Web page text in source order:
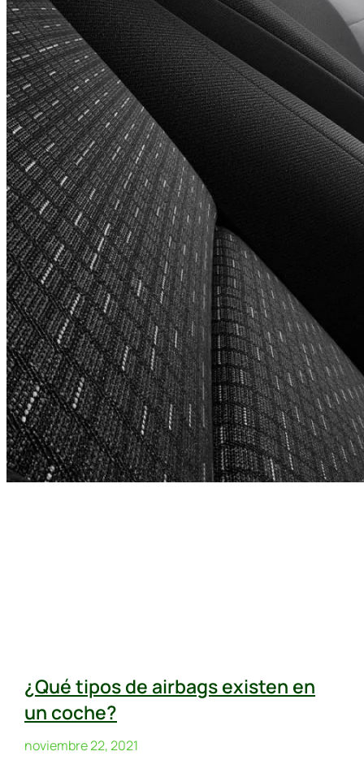
¿Qué tipos de airbags existen en
un coche?
noviembre 22, 2021